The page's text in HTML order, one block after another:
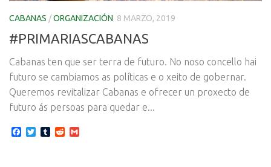
CABANAS /ORGANIZACIÓN 8 MARZO, 2019
#PRIMARIASCABANAS
Cabanas ten que ser terra de futuro. No noso concello hai
futuro se cambiamos as políticas e o xeito de gobernar.
Queremos revitalizar Cabanas e ofrecer un proxecto de
futuro ás persoas para quedar e...
Facebook
TwitterTumblrReddit